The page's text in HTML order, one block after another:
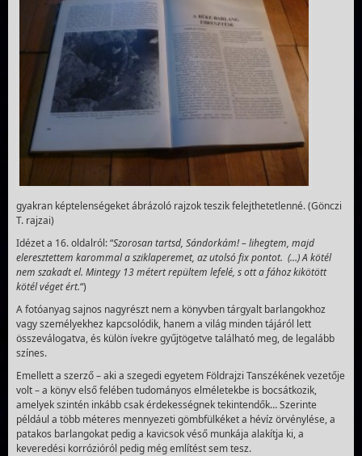
gyakran képtelenségeket ábrázoló rajzok teszik felejthetetlenné. (Gönczi
T. rajzai)
Idézet a 16. oldalról: “Szorosan tartsd, Sándorkám! – lihegtem, majd
eleresztettem karommal a sziklaperemet, az utolsó fix pontot. (…) A kötél
nem szakadt el. Mintegy 13 métert repültem lefelé, s ott a fához kikötött
kötél véget ért.“)
A fotóanyag sajnos nagyrészt nem a könyvben tárgyalt barlangokhoz
vagy személyekhez kapcsolódik, hanem a világ minden tájáról lett
összeválogatva, és külön ívekre gyűjtögetve található meg, de legalább
színes.
Emellett a szerző – aki a szegedi egyetem Földrajzi Tanszékének vezetője
volt – a könyv első felében tudományos elméletekbe is bocsátkozik,
amelyek szintén inkább csak érdekességnek tekintendők… Szerinte
például a több méteres mennyezeti gömbfülkéket a hévíz örvénylése, a
patakos barlangokat pedig a kavicsok véső munkája alakítja ki, a
keveredési korrózióról pedig még említést sem tesz.